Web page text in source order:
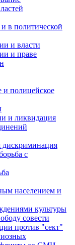
в политической
и власти
и праве
и полицейское
и ликвидация
дискриминация
с
населением и
культуры
совести
против "сект"